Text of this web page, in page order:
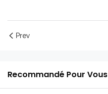
Prev
Recommandé Pour Vous